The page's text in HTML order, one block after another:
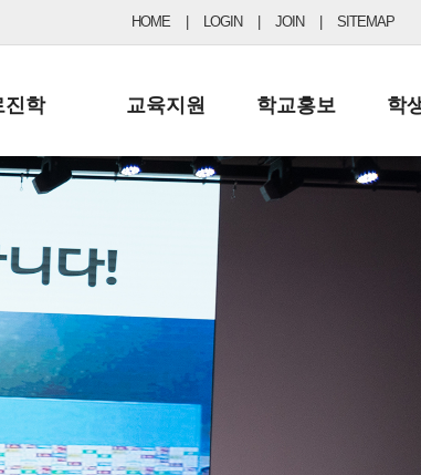
HOME LOGIN JOIN SITEMAP
진학
항 및 입시자료
터
교육지원
행정실
학교운영위원회
학교건축기금
학교홍보
보도자료
학